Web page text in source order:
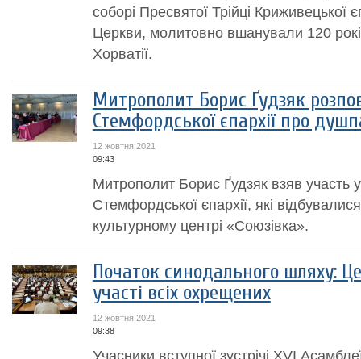
соборі Пресвятої Трійці Криживецької
Церкви, молитовно вшанували 120
Хорватії.
Митрополит Борис Ґудзяк
Стемфордської єпархії про
12 жовтня 2021
09:43
Митрополит Борис Ґудзяк взяв участь
Стемфордської єпархії, які
культурному центрі «Союзівка».
Початок синодального шляху:
участі всіх охрещених
12 жовтня 2021
09:38
Учасники вступної зустрічі XVI